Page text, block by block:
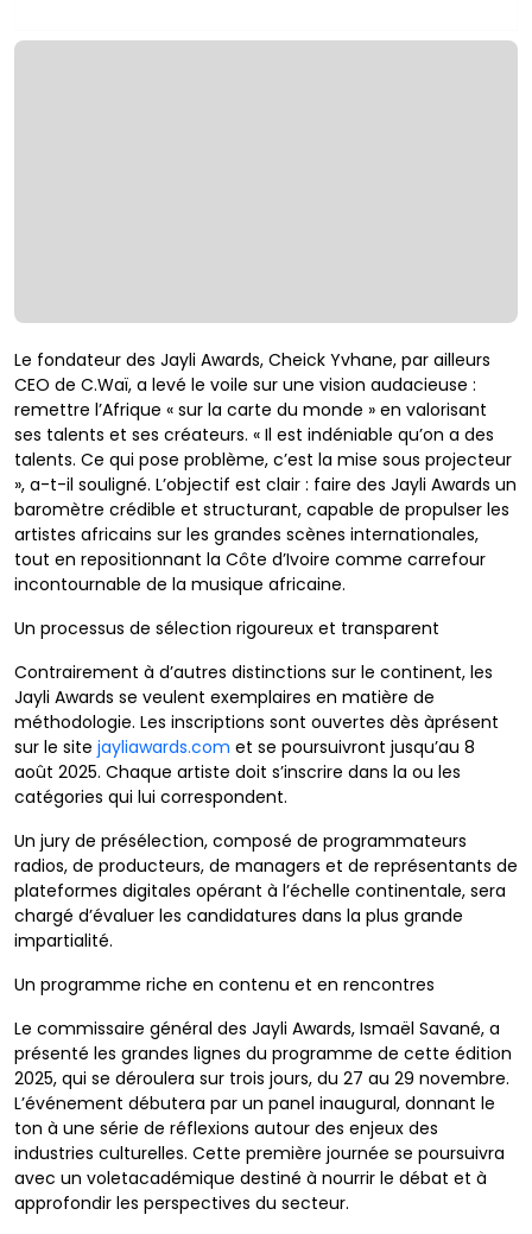
Le fondateur des Jayli Awards, Cheick Yvhane, par ailleurs
CEO de C.Waï, a levé le voile sur une vision audacieuse :
remettre l’Afrique « sur la carte du monde » en valorisant
ses talents et ses créateurs. « Il est indéniable qu’on a des
talents. Ce qui pose problème, c’est la mise sous projecteur
», a-t-il souligné. L’objectif est clair : faire des Jayli Awards un
baromètre crédible et structurant, capable de propulser les
artistes africains sur les grandes scènes internationales,
tout en repositionnant la Côte d’Ivoire comme carrefour
incontournable de la musique africaine.
Un processus de sélection rigoureux et transparent
Contrairement à d’autres distinctions sur le continent, les
Jayli Awards se veulent exemplaires en matière de
méthodologie. Les inscriptions sont ouvertes dès àprésent
sur le site jayliawards.com et se poursuivront jusqu’au 8
août 2025. Chaque artiste doit s’inscrire dans la ou les
catégories qui lui correspondent.
Un jury de présélection, composé de programmateurs
radios, de producteurs, de managers et de représentants de
plateformes digitales opérant à l’échelle continentale, sera
chargé d’évaluer les candidatures dans la plus grande
impartialité.
Un programme riche en contenu et en rencontres
Le commissaire général des Jayli Awards, Ismaël Savané, a
présenté les grandes lignes du programme de cette édition
2025, qui se déroulera sur trois jours, du 27 au 29 novembre.
L’événement débutera par un panel inaugural, donnant le
ton à une série de réflexions autour des enjeux des
industries culturelles. Cette première journée se poursuivra
avec un voletacadémique destiné à nourrir le débat et à
approfondir les perspectives du secteur.